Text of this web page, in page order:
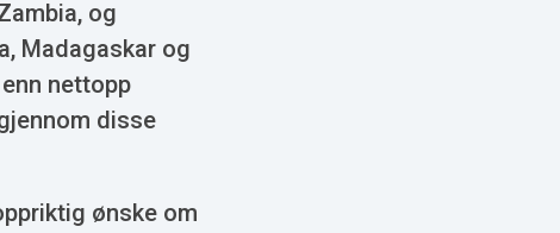
og
Madagaskar og
nettopp
disse
ønske om